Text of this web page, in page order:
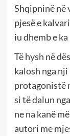
Shqipninë në
pjesë e
iu dhemb e
Të hysh në
kalosh nga
protagonistë
si të dalun
ne na kanë
autori me